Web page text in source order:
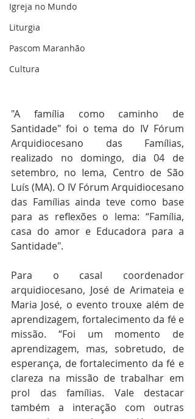
Igreja no Mundo
Liturgia
Pascom Maranhão
Cultura
"A família como caminho de
Santidade" foi o tema do IV Fórum
Arquidiocesano das Famílias,
realizado no domingo, dia 04 de
setembro, no Iema, Centro de São
Luís (MA). O IV Fórum Arquidiocesano
das Famílias ainda teve como base
para as reflexões o lema: “Família,
casa do amor e Educadora para a
Santidade".
Para o casal coordenador
arquidiocesano, José de Arimateia e
Maria José, o evento trouxe além de
aprendizagem, fortalecimento da fé e
missão. “Foi um momento de
aprendizagem, mas, sobretudo, de
esperança, de fortalecimento da fé e
clareza na missão de trabalhar em
prol das famílias. Vale destacar
também a interação com outras